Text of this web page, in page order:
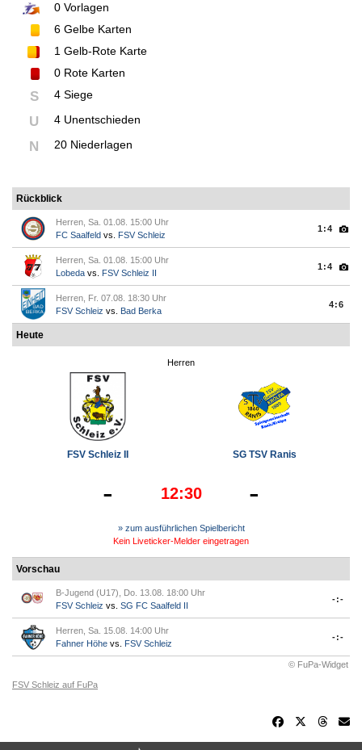
0 Vorlagen
6 Gelbe Karten
1 Gelb-Rote Karte
0 Rote Karten
S 4 Siege
U 4 Unentschieden
N 20 Niederlagen
Rückblick
Herren, Sa. 01.08. 15:00 Uhr
FC Saalfeld vs. FSV Schleiz
1:4
Herren, Sa. 01.08. 15:00 Uhr
Lobeda vs. FSV Schleiz II
1:4
Herren, Fr. 07.08. 18:30 Uhr
FSV Schleiz vs. Bad Berka
4:6
Heute
Herren
FSV Schleiz II SG TSV Ranis
- 12:30 -
» zum ausführlichen Spielbericht
Kein Liveticker-Melder eingetragen
Vorschau
B-Jugend (U17), Do. 13.08. 18:00 Uhr
FSV Schleiz vs. SG FC Saalfeld II
-:-
Herren, Sa. 15.08. 14:00 Uhr
Fahner Höhe vs. FSV Schleiz
-:-
© FuPa-Widget
FSV Schleiz auf FuPa